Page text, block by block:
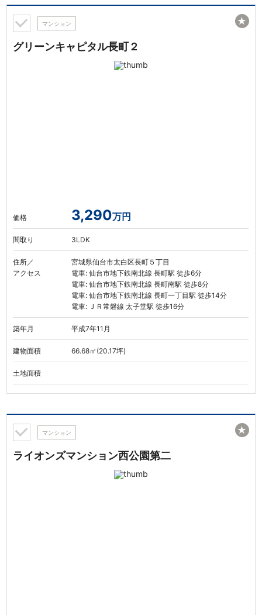
マンション
グリーンキャピタル長町２
価格 3,290万円
間取り 3LDK
住所／
アクセス
宮城県仙台市太白区長町５丁目
電車: 仙台市地下鉄南北線 長町駅 徒歩6分
電車: 仙台市地下鉄南北線 長町南駅 徒歩8分
電車: 仙台市地下鉄南北線 長町一丁目駅 徒歩14分
電車: ＪＲ常磐線 太子堂駅 徒歩16分
築年月 平成7年11月
建物面積 66.68㎡(20.17坪)
土地面積
★
マンション
ライオンズマンション西公園第二
★